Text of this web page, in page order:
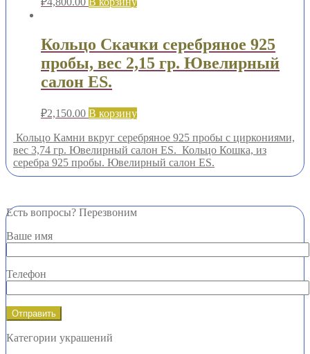
Кольцо Скачки серебряное 925
пробы, вес 2,15 гр. Ювелирный
салон ES.
₽2,150.00 В корзину
Кольцо Камни вкруг серебряное 925 пробы с циркониями,
вес 3,74 гр. Ювелирный салон ES. Кольцо Кошка, из
серебра 925 пробы. Ювелирный салон ES.
Есть вопросы? Перезвоним
Ваше имя
Телефон
Категории украшений